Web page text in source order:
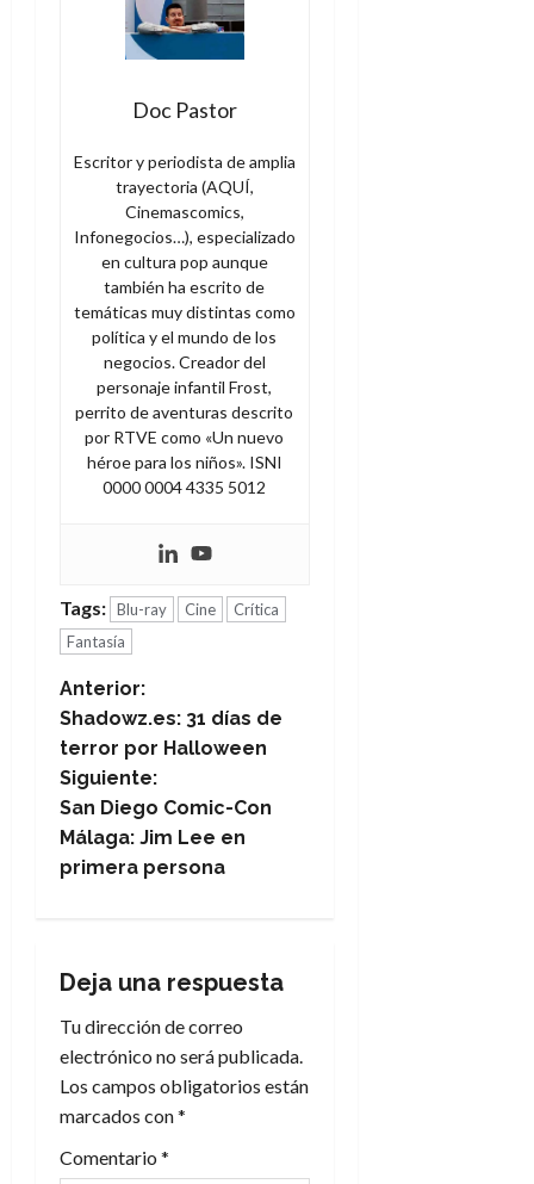
Doc Pastor
Escritor y periodista de amplia
trayectoria (AQUÍ,
Cinemascomics,
Infonegocios…), especializado
en cultura pop aunque
también ha escrito de
temáticas muy distintas como
política y el mundo de los
negocios. Creador del
personaje infantil Frost,
perrito de aventuras descrito
por RTVE como «Un nuevo
héroe para los niños». ISNI
0000 0004 4335 5012
Tags: Blu-ray Cine
Crítica
Fantasía
N
a
v
e
c
i
ó
n
Anterior:
Shadowz.es: 31 días de
terror por Halloween
Siguiente:
San Diego Comic-Con
Málaga: Jim Lee en
primera persona
Deja una respuesta
Tu dirección de correo
electrónico no será publicada.
Los campos obligatorios están
marcados con*
Comentario *